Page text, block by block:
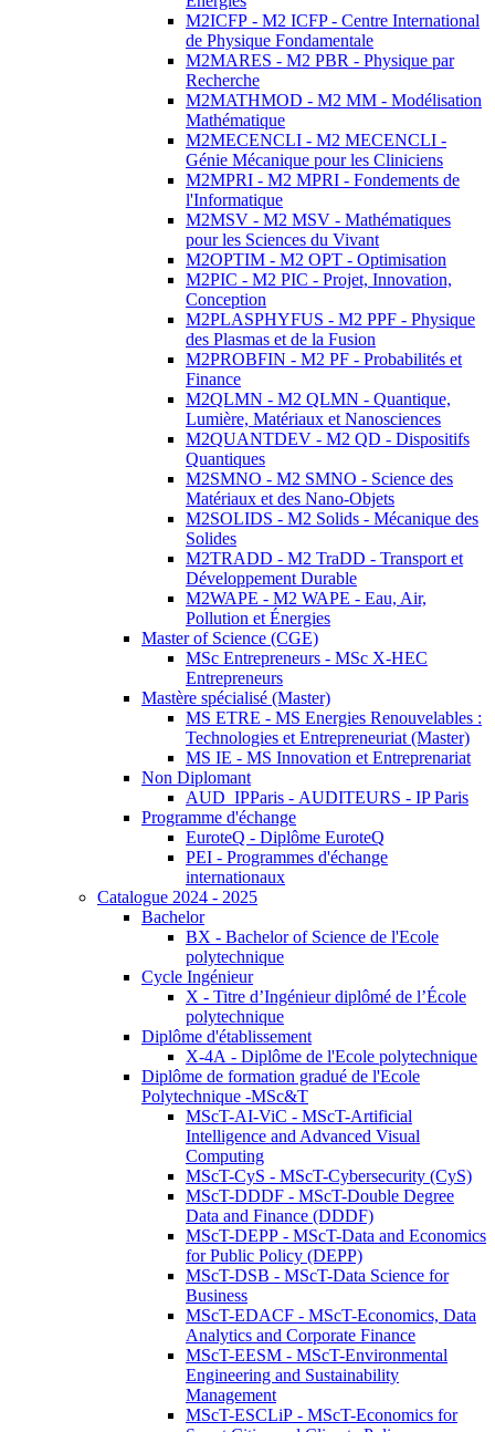
M2ICFP - M2 ICFP - Centre International
de Physique Fondamentale
M2MARES - M2 PBR - Physique par
Recherche
M2MATHMOD - M2 MM - Modélisation
Mathématique
M2MECENCLI - M2 MECENCLI -
Génie Mécanique pour les Cliniciens
M2MPRI - M2 MPRI - Fondements de
l'Informatique
M2MSV - M2 MSV - Mathématiques
pour les Sciences du Vivant
M2OPTIM - M2 OPT - Optimisation
M2PIC - M2 PIC - Projet, Innovation,
Conception
M2PLASPHYFUS - M2 PPF - Physique
des Plasmas et de la Fusion
M2PROBFIN - M2 PF - Probabilités et
Finance
M2QLMN - M2 QLMN - Quantique,
Lumière, Matériaux et Nanosciences
M2QUANTDEV - M2 QD - Dispositifs
Quantiques
M2SMNO - M2 SMNO - Science des
Matériaux et des Nano-Objets
M2SOLIDS - M2 Solids - Mécanique des
Solides
M2TRADD - M2 TraDD - Transport et
Développement Durable
M2WAPE - M2 WAPE - Eau, Air,
Pollution et Énergies
Master of Science (CGE)
MSc Entrepreneurs - MSc X-HEC
Entrepreneurs
Mastère spécialisé (Master)
MS ETRE - MS Energies Renouvelables :
Technologies et Entrepreneuriat (Master)
MS IE - MS Innovation et Entreprenariat
Non Diplomant
AUD_IPParis - AUDITEURS - IP Paris
Programme d'échange
EuroteQ - Diplôme EuroteQ
PEI - Programmes d'échange
internationaux
Catalogue 2024 - 2025
Bachelor
BX - Bachelor of Science de l'Ecole
polytechnique
Cycle Ingénieur
X - Titre d’Ingénieur diplômé de l’École
polytechnique
Diplôme d'établissement
X-4A - Diplôme de l'Ecole polytechnique
Diplôme de formation gradué de l'Ecole
Polytechnique -MSc&T
MScT-AI-ViC - MScT-Artificial
Intelligence and Advanced Visual
Computing
MScT-CyS - MScT-Cybersecurity (CyS)
MScT-DDDF - MScT-Double Degree
Data and Finance (DDDF)
MScT-DEPP - MScT-Data and Economics
for Public Policy (DEPP)
MScT-DSB - MScT-Data Science for
Business
MScT-EDACF - MScT-Economics, Data
Analytics and Corporate Finance
MScT-EESM - MScT-Environmental
Engineering and Sustainability
Management
MScT-ESCLiP - MScT-Economics for